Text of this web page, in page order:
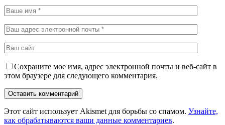
Сохраните мое имя, адрес электронной почты и веб-сайт в
этом браузере для следующего комментария.
Этот сайт использует Akismet для борьбы со спамом. Узнайте,
как обрабатываются ваши данные комментариев.